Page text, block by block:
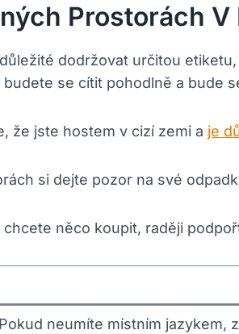
Prostorách V
dodržovat určitou
se cítit pohodlně a bude
že jste hostem v cizí zemi a je
si dejte pozor na své
chcete něco koupit, raději
Pokud neumíte místním jazykem,